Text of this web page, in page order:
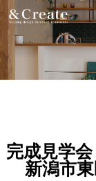
完成見学
新潟市